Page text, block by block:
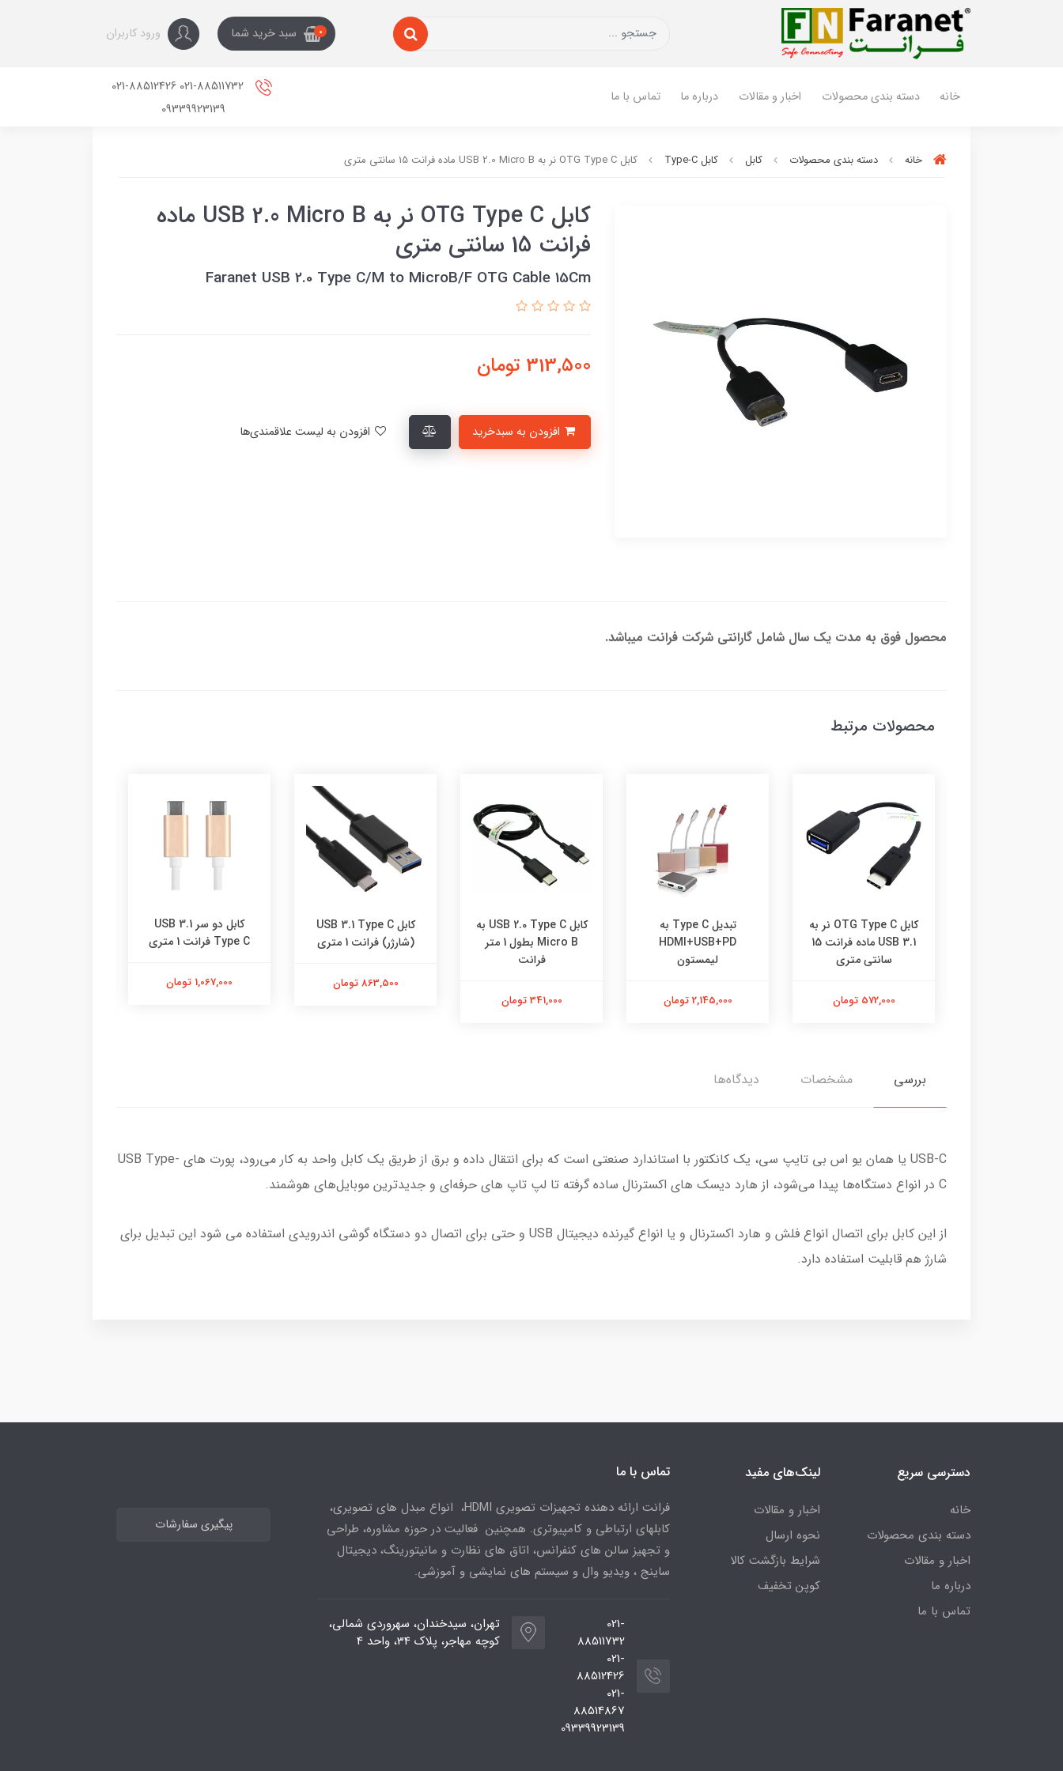
0 سبد خرید شما ورود کاربران
خانه دسته بندی محصولات اخبار و مقالات درباره ما تماس با ما
021-88511732 021-88512426
09339923139
خانه دسته بندی محصولات کابل کابل Type-C کابل OTG Type C نر به USB 2.0 Micro B ماده فرانت 15 سانتی متری
کابل OTG Type C نر به USB 2.0 Micro B ماده
فرانت 15 سانتی متری
Faranet USB 2.0 Type C/M to MicroB/F OTG Cable 15Cm
313,500 تومان
محصول فوق به مدت یک سال شامل گارانتی شرکت فرانت میباشد.
محصولات مرتبط
کابل OTG Type C نر به
USB 3.1 ماده فرانت 15
سانتی متری
572,000 تومان
تبدیل Type C به
HDMI+USB+PD
لیمستون
2,145,000 تومان
کابل USB 2.0 Type C به
Micro B بطول 1 متر
فرانت
341,000 تومان
کابل USB 3.1 Type C
(شارژر) فرانت 1 متری
863,500 تومان
کابل دو سر USB 3.1
Type C فرانت 1 متری
1,067,000 تومان
بررسی مشخصات دیدگاه‌ها
USB-C یا همان یو اس بی تایپ سی، یک کانکتور با استاندارد صنعتی است که برای انتقال داده و برق از طریق یک کابل واحد به کار می‌رود، پورت های USB Type-
C در انواع دستگاه‌ها پیدا می‌شود، از هارد دیسک‌ های اکسترنال ساده گرفته تا لپ تاپ های حرفه‌ای و جدیدترین موبایل‌های هوشمند.
از این کابل برای اتصال انواع فلش و هارد اکسترنال و یا انواع گیرنده دیجیتال USB و حتی برای اتصال دو دستگاه گوشی اندرویدی استفاده می شود این تبدیل برای
شارژ هم قابلیت استفاده دارد.
دسترسی سریع
خانه
دسته بندی محصولات
اخبار و مقالات
درباره ما
تماس با ما
لینک‌های مفید
اخبار و مقالات
نحوه ارسال
شرایط بازگشت کالا
کوپن تخفیف
تماس با ما
فرانت ارائه دهنده تجهیزات تصویری HDMI، انواع مبدل های تصویری،
کابلهای ارتباطی و کامپیوتری. همچنین فعالیت در حوزه مشاوره، طراحی
و تجهیز سالن های کنفرانس، اتاق های نظارت و مانیتورینگ، دیجیتال
ساینج ، ویدیو وال و سیستم های نمایشی و آموزشی.
021-
88511732
021-
88512426
021-
88514867
09339923139
تهران، سیدخندان، سهروردی شمالی،
کوچه مهاجر، پلاک 34، واحد 4
پیگیری سفارشات